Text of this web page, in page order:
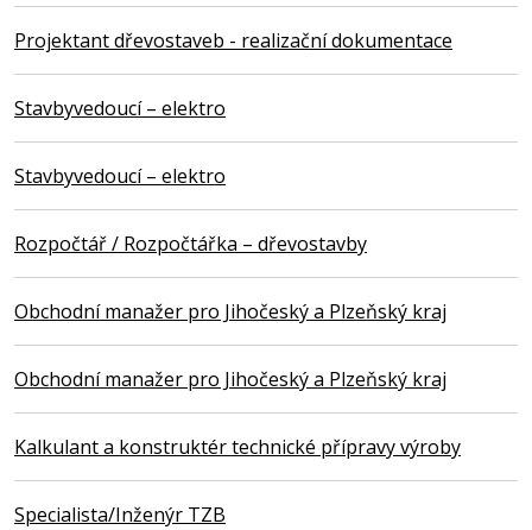
Projektant dřevostaveb - realizační dokumentace
Stavbyvedoucí – elektro
Stavbyvedoucí – elektro
Rozpočtář / Rozpočtářka – dřevostavby
Obchodní manažer pro Jihočeský a Plzeňský kraj
Obchodní manažer pro Jihočeský a Plzeňský kraj
Kalkulant a konstruktér technické přípravy výroby
Specialista/Inženýr TZB